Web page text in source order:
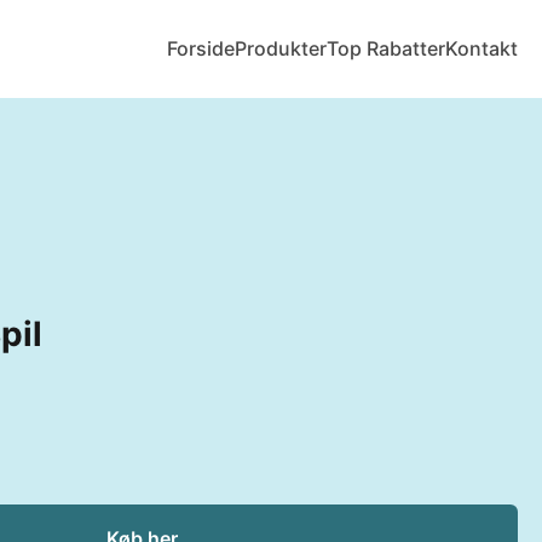
ForsideProdukterTop RabatterKontakt